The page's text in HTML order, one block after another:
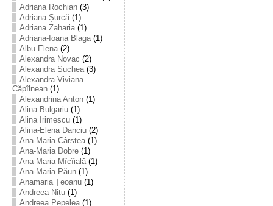
Adriana Rochian(3)
Adriana Șurcă(1)
Adriana Zaharia(1)
Adriana-Ioana Blaga(1)
Albu Elena(2)
Alexandra Novac (2)
Alexandra Șuchea(3)
Alexandra-Viviana
Căpîlnean(1)
Alexandrina Anton(1)
Alina Bulgariu(1)
Alina Irimescu(1)
Alina-Elena Danciu(2)
Ana-Maria Cârstea(1)
Ana-Maria Dobre(1)
Ana-Maria Mîcîială(1)
Ana-Maria Păun(1)
Anamaria Țeoanu(1)
Andreea Nițu(1)
Andreea Pepelea(1)